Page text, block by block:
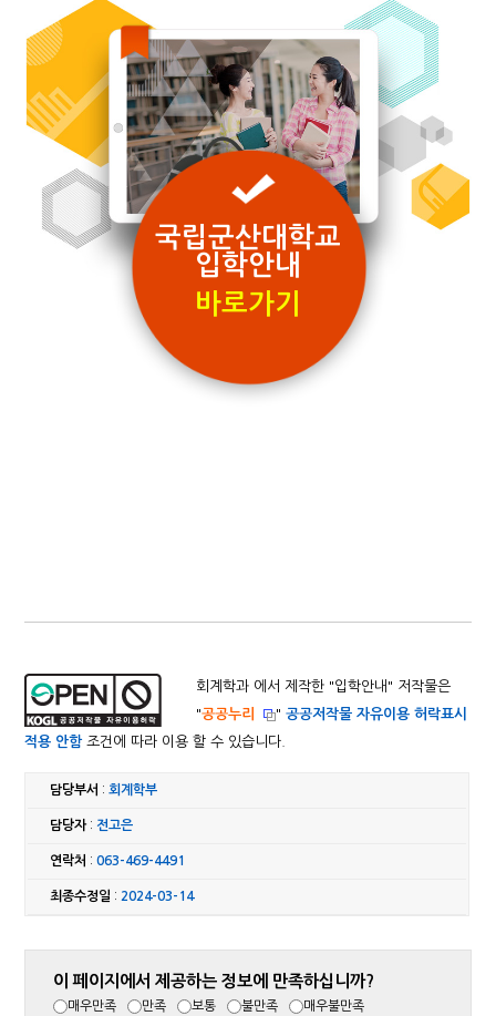
국립군산대학교
입학안내
바로가기
회계학과 에서 제작한 "입학안내 " 저작물은
"공공누리 "공공저작물 자유이용 허락표시
적용 안함조건에 따라 이용 할 수 있습니다.
담당부서 :회계학부
담당자:전고은
연락처 :063-469-4491
최종수정일 : 2024-03-14
이 페이지에서 제공하는 정보에 만족하십니까?
매우만족 만족 보통 불만족 매우불만족